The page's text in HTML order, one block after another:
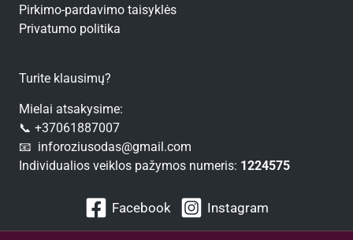
Pirkimo-pardavimo taisyklės
Privatumo politika
Turite klausimų?
Mielai atsakysime:
📞 +37061887007
📧 inforoziusodas@gmail.com
Individualios veiklos pažymos numeris: 1224575
Facebook Instagram